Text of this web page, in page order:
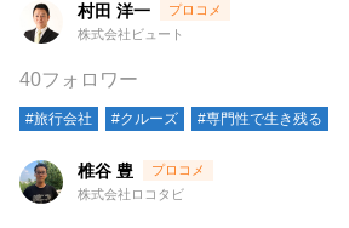
村田 洋一
株式会社ビュート
40フォロワー
#旅行会社 #クルーズ #専門性で生き残る
椎谷 豊
株式会社ロコタビ